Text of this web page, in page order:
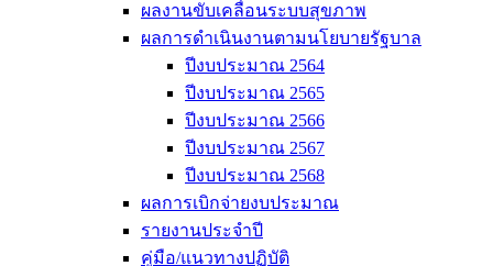
ผลงานขับเคลื่อนระบบสุขภาพ
ผลการดำเนินงานตามนโยบายรัฐบาล
ปีงบประมาณ 2564
ปีงบประมาณ 2565
ปีงบประมาณ 2566
ปีงบประมาณ 2567
ปีงบประมาณ 2568
ผลการเบิกจ่ายงบประมาณ
รายงานประจำปี
คู่มือ/แนวทางปฏิบัติ